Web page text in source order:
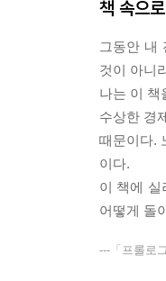
시장은 도
시장경제
왜 사람들
도시를
임대료 통
시장경제
정치인이
책 속으로
그동안 내
것이 아니
나는 이 책
수상한 경
때문이다.
이다.
이 책에 실
어떻게 돌
---「프롤로